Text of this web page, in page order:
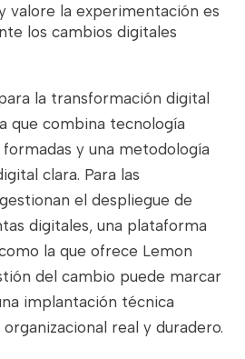
valore la experimentación es
los cambios digitales
la transformación digital
que combina tecnología
y una metodología
clara. Para las
el despliegue de
digitales, una plataforma
la que ofrece Lemon
del cambio puede marcar
implantación técnica
real y duradero.